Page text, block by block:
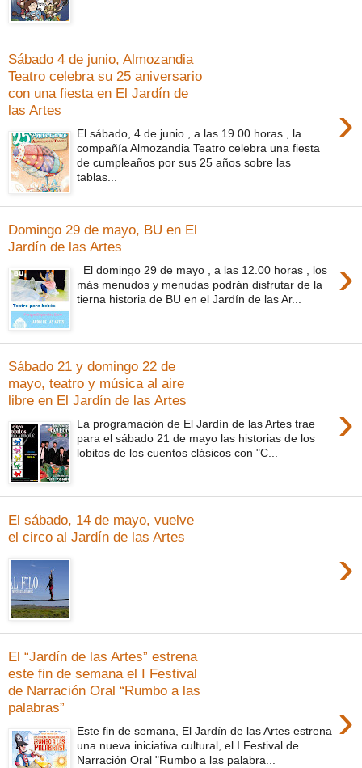
Sábado 4 de junio, Almozandia
Teatro celebra su 25 aniversario
con una fiesta en El Jardín de
las Artes
›
El sábado, 4 de junio , a las 19.00 horas , la
compañía Almozandia Teatro celebra una fiesta
de cumpleaños por sus 25 años sobre las
tablas...
Domingo 29 de mayo, BU en El
Jardín de las Artes
›
El domingo 29 de mayo , a las 12.00 horas , los
más menudos y menudas podrán disfrutar de la
tierna historia de BU en el Jardín de las Ar...
Sábado 21 y domingo 22 de
mayo, teatro y música al aire
libre en El Jardín de las Artes
›
La programación de El Jardín de las Artes trae
para el sábado 21 de mayo las historias de los
lobitos de los cuentos clásicos con "C...
El sábado, 14 de mayo, vuelve
el circo al Jardín de las Artes
›
El “Jardín de las Artes” estrena
este fin de semana el I Festival
de Narración Oral “Rumbo a las
palabras”
›
Este fin de semana, El Jardín de las Artes estrena
una nueva iniciativa cultural, el I Festival de
Narración Oral "Rumbo a las palabra...